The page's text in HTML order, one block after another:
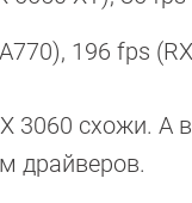
196 fps
3060 схожи. А
драйверов.